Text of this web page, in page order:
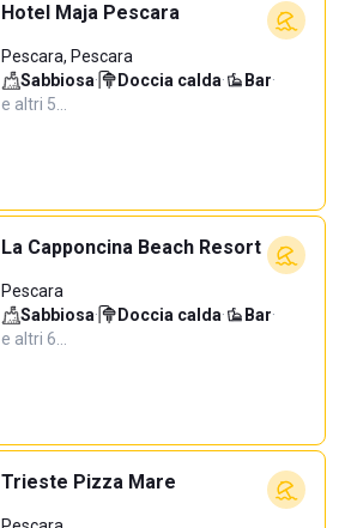
Hotel Maja Pescara
Pescara, Pescara
Sabbiosa· Doccia calda· Bar·
e altri 5…
La Capponcina Beach Resort
Pescara
Sabbiosa· Doccia calda· Bar·
e altri 6…
Trieste Pizza Mare